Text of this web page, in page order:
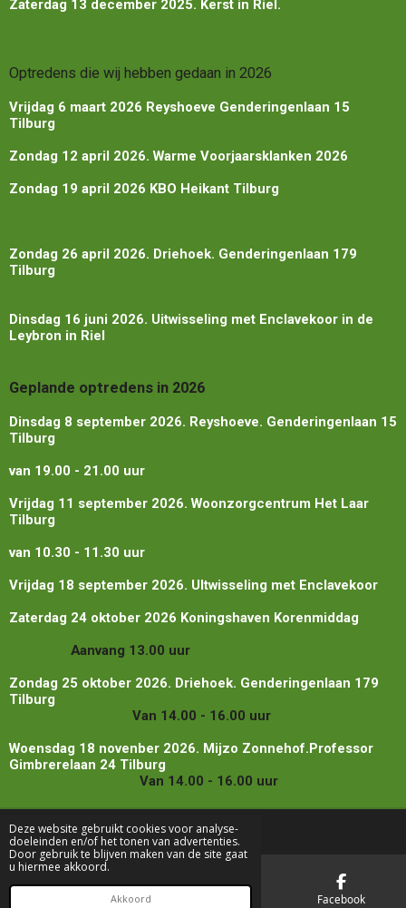
Deze website gebruikt cookies voor analyse-
doeleinden en/of het tonen van advertenties.
Door gebruik te blijven maken van de site gaat
u hiermee akkoord.
Akkoord
Zaterdag 13 december 2025. Kerst in Riel.
Optredens die wij hebben gedaan in 2026
Vrijdag 6 maart 2026 Reyshoeve Genderingenlaan 15
Tilburg
Zondag 12 april 2026. Warme Voorjaarsklanken 2026
Zondag 19 april 2026 KBO Heikant Tilburg
Zondag 26 april 2026. Driehoek. Genderingenlaan 179
Tilburg
Dinsdag 16 juni 2026. Uitwisseling met Enclavekoor in de
Leybron in Riel
Geplande optredens in 2026
Dinsdag 8 september 2026. Reyshoeve. Genderingenlaan 15
Tilburg
van 19.00 - 21.00 uur
Vrijdag 11 september 2026. Woonzorgcentrum Het Laar
Tilburg
van 10.30 - 11.30 uur
Vrijdag 18 september 2026. UItwisseling met Enclavekoor
Zaterdag 24 oktober 2026 Koningshaven Korenmiddag
Aanvang 13.00 uur
Zondag 25 oktober 2026. Driehoek. Genderingenlaan 179
Tilburg
Van 14.00 - 16.00 uur
Woensdag 18 novenber 2026. Mijzo Zonnehof.Professor
Gimbrerelaan 24 Tilburg
Van 14.00 - 16.00 uur
Facebook